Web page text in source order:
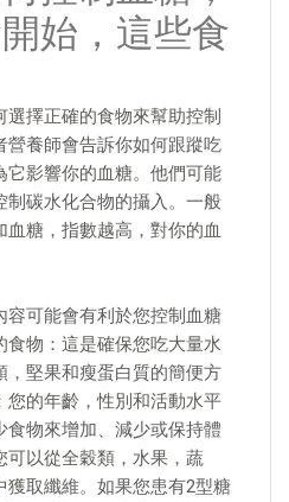
始，這些食
擇正確的食物來幫助控制
營養師會告訴你如何跟蹤吃
它影響你的血糖。他們可能
碳水化合物的攝入。一般
糖，指數越高，對你的血
容可能會有利於您控制血糖
物：這是確保您吃大量水
，堅果和瘦蛋白質的簡便方
的年齡，性別和活動水平
物來增加、減少或保持體
以從全穀類，水果，蔬
獲取纖維。如果您患有2型糖